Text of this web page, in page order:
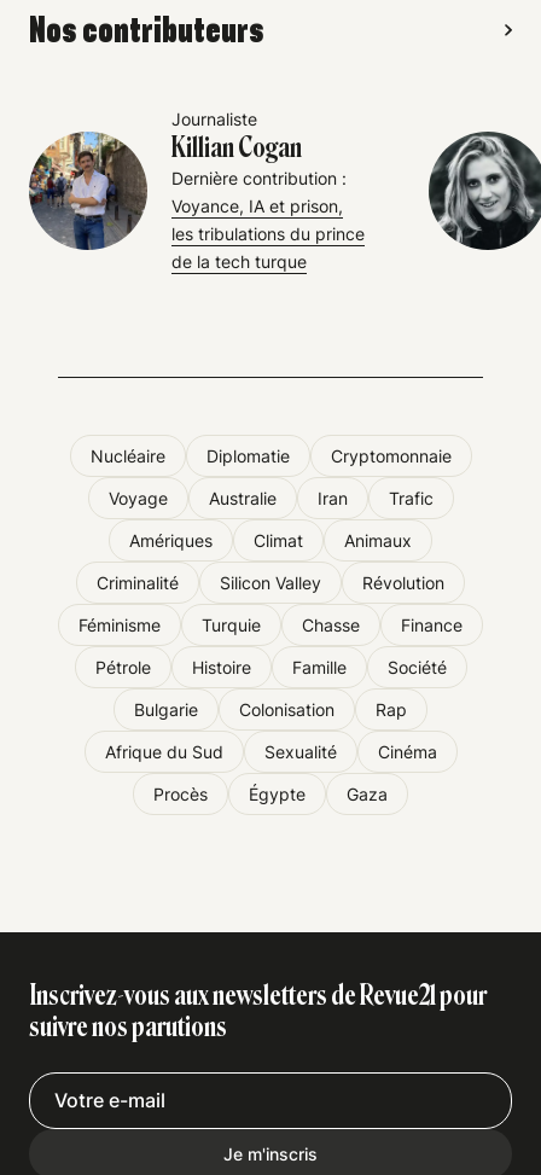
Nos contributeurs
Journaliste
Killian Cogan
Dernière contribution :
Voyance, IA et prison,
les tribulations du prince
de la tech turque
Nucléaire Diplomatie Cryptomonnaie
Voyage Australie Iran Trafic
Amériques Climat Animaux
Criminalité Silicon Valley Révolution
Féminisme Turquie Chasse Finance
Pétrole Histoire Famille Société
Bulgarie Colonisation Rap
Afrique du Sud Sexualité Cinéma
Procès Égypte Gaza
Inscrivez-vous aux newsletters de Revue21 pour
suivre nos parutions
Je m'inscris